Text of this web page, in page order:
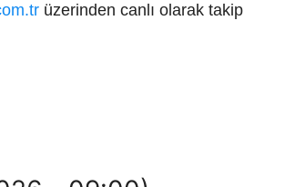
üzerinden canlı olarak takip